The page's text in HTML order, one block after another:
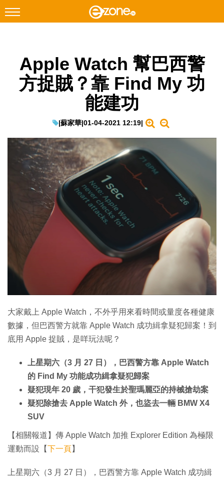
Facebook Instagram
科技焦點
教學評測
EduTech
IT Times
生成式AI與雲端應用
Enterprise Digital Transformation
Apple Watch 幫巴西警
方捉賊？靠 Find My 功
能建功
|蘇家華|01-04-2021 12:19|
大家戴上 Apple Watch，不外乎用來看時間或量度各種健康
數據，但巴西警方就靠 Apple Watch 成功緝拿疑犯歸案！到
底用 Apple 捉賊，是咩玩法呢？
上星期六（3 月 27 日），巴西警方靠 Apple Watch
的 Find My 功能成功緝拿疑犯歸案
疑犯現年 20 歲，干犯發生於聖瑪麗亞的持械搶劫案
疑犯除搶去 Apple Watch 外，也盜去一輛 BMW X4
SUV
【相關報道】傳 Apple Watch 加推 Explorer Edition 為極限
運動而設【下一頁】
上星期六（3 月 27 日），巴西警方靠 Apple Watch 成功緝